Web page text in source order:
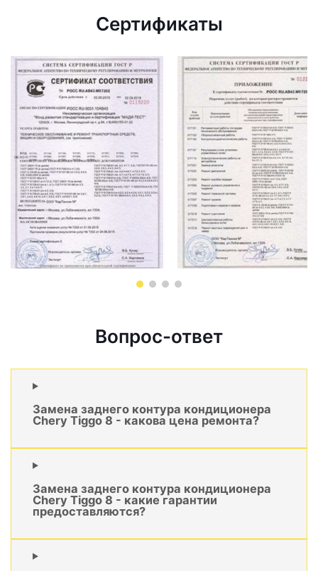
Сертификаты
Вопрос-ответ
Замена заднего контура кондиционера
Chery Tiggo 8 - какова цена ремонта?
Замена заднего контура кондиционера
Chery Tiggo 8 - какие гарантии
предоставляются?